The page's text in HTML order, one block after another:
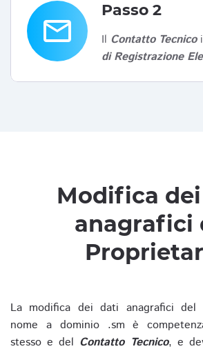
email
Passo 2
Il Contatto Tecnico
di Registrazione
Modifica
anagrafici
La modifica dei dati anagrafici del
nome a dominio .sm è
stesso e del Contatto Tecnico, e